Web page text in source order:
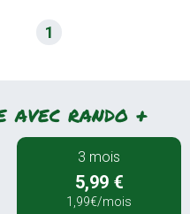
1
avec rando +
3 mois
5,99 €
1,99€/mois